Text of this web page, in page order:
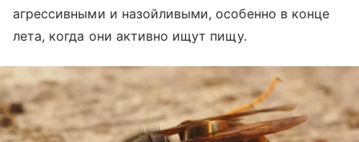
агрессивными и назойливыми, особенно в конце
лета, когда они активно ищут пищу.